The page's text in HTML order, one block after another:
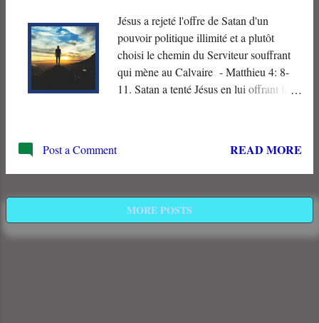
Jésus a rejeté l'offre de Satan d'un
pouvoir politique illimité et a plutôt
choisi le chemin du Serviteur souffrant
qui mène au Calvaire - Matthieu 4: 8-
11. Satan a tenté Jésus en lui offrant le
pragmatique . Au lieu de cela, il s'est
soumis à la voie du ‘ Serviteur souffrant
inévitable sur la Croix romaine.
Post a Comment READ MORE
MORE POSTS